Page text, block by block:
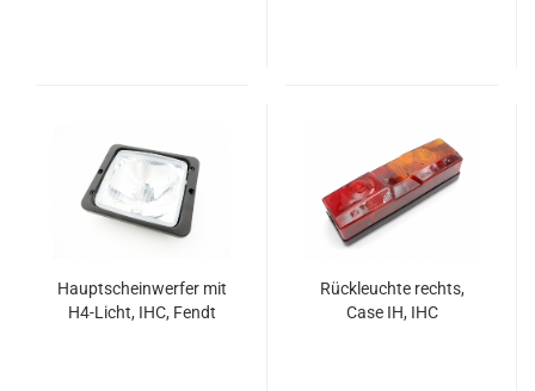
Hauptscheinwerfer mit
H4-Licht, IHC, Fendt
Rückleuchte rechts,
Case IH, IHC